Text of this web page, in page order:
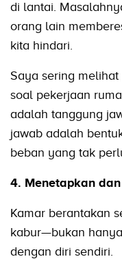
di lantai.
orang lain
kita hindari.
Saya sering
soal pekerjaan
adalah tanggung
jawab adalah
beban yang tak
4. Menetapkan
Kamar berantakan
kabur—bukan
dengan diri sendiri.